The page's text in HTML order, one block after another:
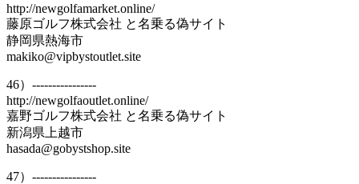
http://newgolfamarket.online/
藤原ゴルフ株式会社 と名乗る偽サイト
静岡県熱海市
makiko@vipbystoutlet.site
46）----------------
http://newgolfaoutlet.online/
嘉野ゴルフ株式会社 と名乗る偽サイト
新潟県上越市
hasada@gobystshop.site
47）----------------